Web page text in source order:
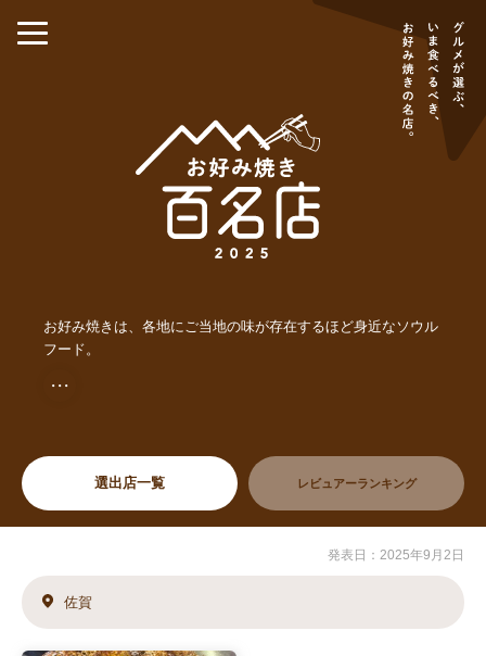
お好み焼きは、各地にご当地の味が存在するほど身近なソウル
フード。
・・・
選出店一覧 レビュアーランキング
発表日：2025年9月2日
佐賀